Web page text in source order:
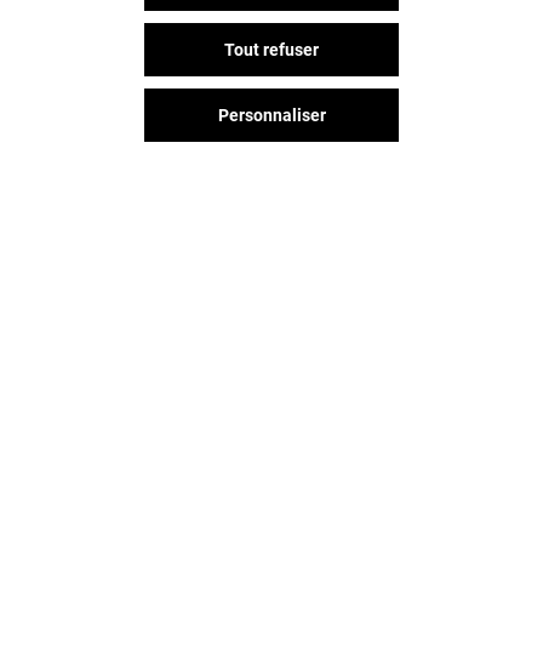
Valable du 01/08/26 au 31/08/26
Tout refuser
Personnaliser